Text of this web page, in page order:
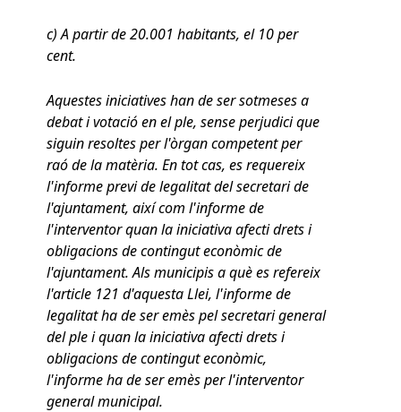
c) A partir de 20.001 habitants, el 10 per
cent.
Aquestes iniciatives han de ser sotmeses a
debat i votació en el ple, sense perjudici que
siguin resoltes per l'òrgan competent per
raó de la matèria. En tot cas, es requereix
l'informe previ de legalitat del secretari de
l'ajuntament, així com l'informe de
l'interventor quan la iniciativa afecti drets i
obligacions de contingut econòmic de
l'ajuntament. Als municipis a què es refereix
l'article 121 d'aquesta Llei, l'informe de
legalitat ha de ser emès pel secretari general
del ple i quan la iniciativa afecti drets i
obligacions de contingut econòmic,
l'informe ha de ser emès per l'interventor
general municipal.